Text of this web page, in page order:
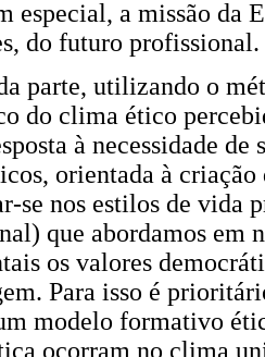
especial, a missão da
do futuro profissional.
parte, utilizando o
do clima ético
à necessidade
orientada à
se nos estilos de vida
que abordamos em
os valores
Para isso é
modelo formativo
ocorram no clima